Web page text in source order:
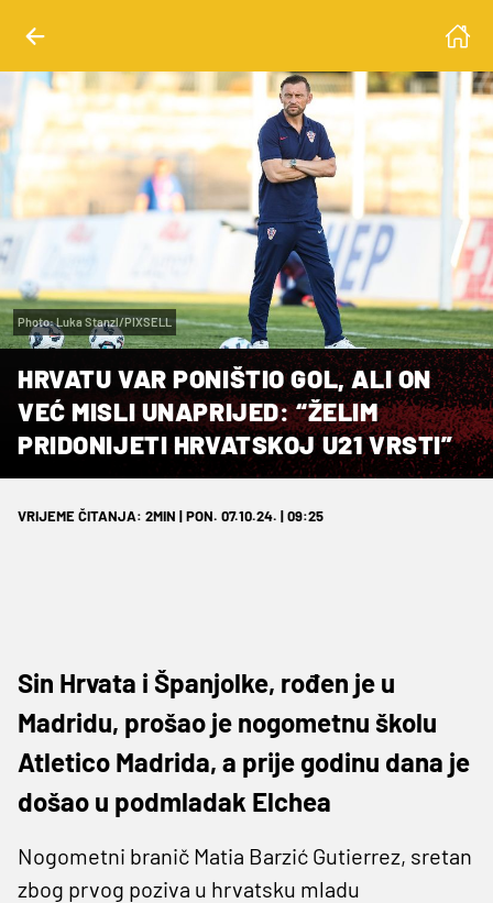
Photo: Luka Stanzl/PIXSELL
HRVATU VAR PONIŠTIO GOL, ALI ON
VEĆ MISLI UNAPRIJED: “ŽELIM
PRIDONIJETI HRVATSKOJ U21 VRSTI”
VRIJEME ČITANJA: 2MIN | PON. 07.10.24. | 09:25
Sin Hrvata i Španjolke, rođen je u
Madridu, prošao je nogometnu školu
Atletico Madrida, a prije godinu dana je
došao u podmladak Elchea
Nogometni branič Matia Barzić Gutierrez, sretan
zbog prvog poziva u hrvatsku mladu